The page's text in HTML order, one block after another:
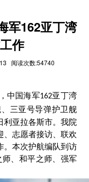
军162亚丁湾
作
阅读次数:54740
中国海军162亚丁湾
三亚号导弹护卫舰
利亚拉各斯市。我院
、志愿者接访、联欢
。本次护航编队到访
师 和平之师
强军